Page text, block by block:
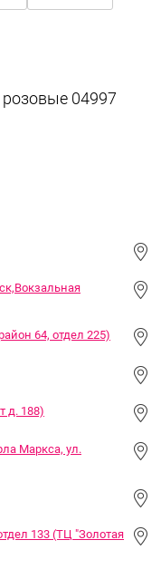
64, отдел 225)
д. 188)
Маркса, ул.
133 (ТЦ "Золотая